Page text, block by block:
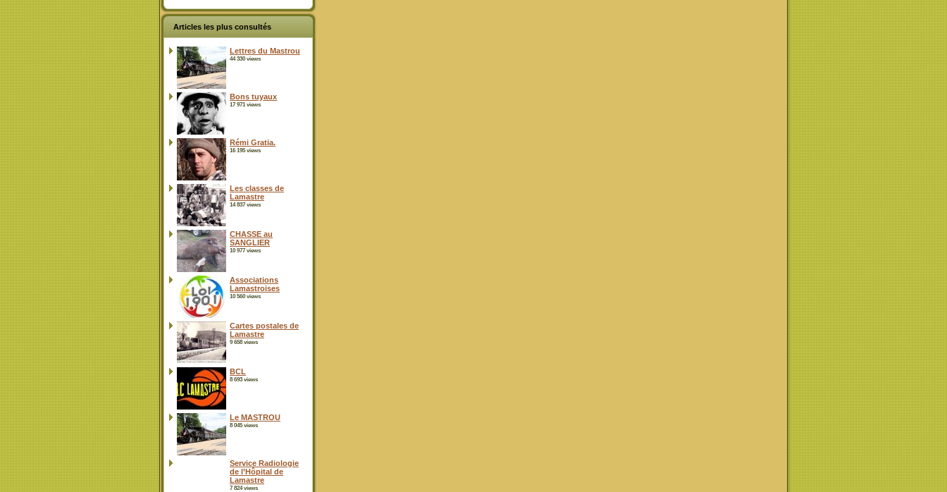
Articles les plus consultés
Lettres du Mastrou
44 330 views
Bons tuyaux
17 971 views
Rémi Gratia.
16 195 views
Les classes de
Lamastre
14 837 views
CHASSE au
SANGLIER
10 977 views
Associations
Lamastroises
10 560 views
Cartes postales de
Lamastre
9 658 views
BCL
8 693 views
Le MASTROU
8 045 views
Service Radiologie
de l’Hôpital de
Lamastre
7 824 views